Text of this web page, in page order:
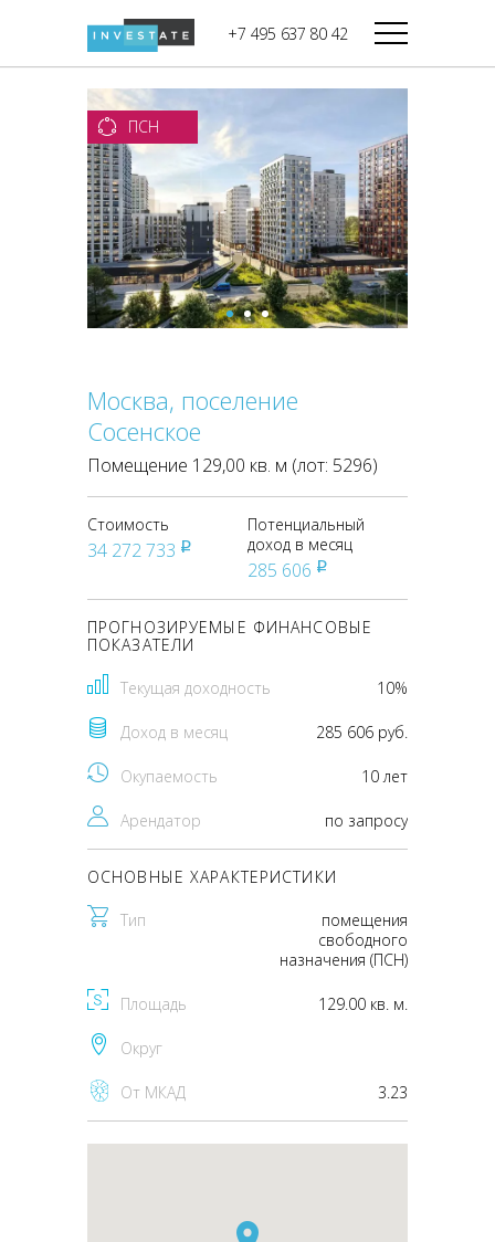
+7 495 637 80 42
Дикси
Мираторг
Магнолия
В башне
Башня Федерация-II
Башня Федерация-I
Восток
Город Столиц,
Северный блок
Город Столиц,
Южный блок
ПСН
Москва, поселение
Сосенское
Помещение 129,00 кв. м (лот: 5296)
Стоимость
34 272 733 pуб
Потенциальный
доход в месяц
285 606 pуб
ПРОГНОЗИРУЕМЫЕ ФИНАНСОВЫЕ
ПОКАЗАТЕЛИ
Текущая доходность 10%
Доход в месяц 285 606 руб.
Окупаемость 10 лет
Арендатор по запросу
ОСНОВНЫЕ ХАРАКТЕРИСТИКИ
Тип
помещения
свободного
назначения (ПСН)
Площадь 129.00 кв. м.
Округ
От МКАД 3.23